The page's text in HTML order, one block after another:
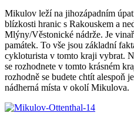
Mikulov leží na jihozápadním
blízkosti hranic s Rakouskem a
Mlýny/Věstonické nádrže. Je
památek. To vše jsou základní
cykloturista v tomto kraji vybrat.
se rozhodnete v tomto krásném
rozhodně se budete chtít alespoň
nádherná místa v okolí Mikulova.